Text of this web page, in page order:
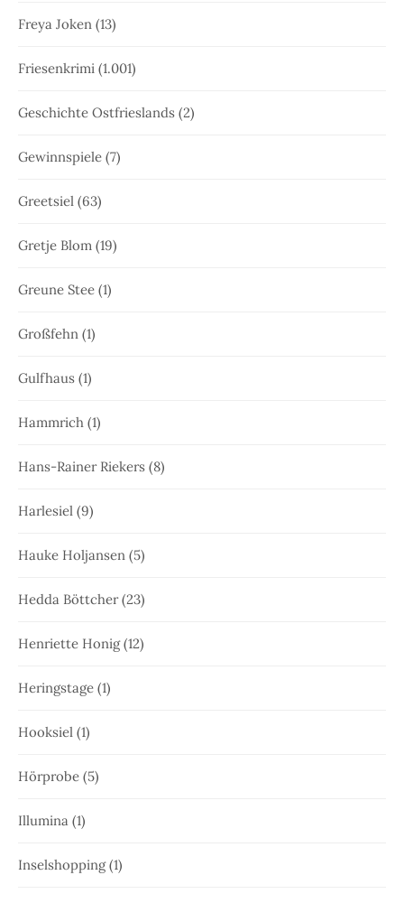
Freya Joken (13)
Friesenkrimi (1.001)
Geschichte Ostfrieslands (2)
Gewinnspiele (7)
Greetsiel (63)
Gretje Blom (19)
Greune Stee (1)
Großfehn (1)
Gulfhaus (1)
Hammrich (1)
Hans-Rainer Riekers (8)
Harlesiel (9)
Hauke Holjansen (5)
Hedda Böttcher(23)
Henriette Honig(12)
Heringstage (1)
Hooksiel (1)
Hörprobe (5)
Illumina (1)
Inselshopping(1)